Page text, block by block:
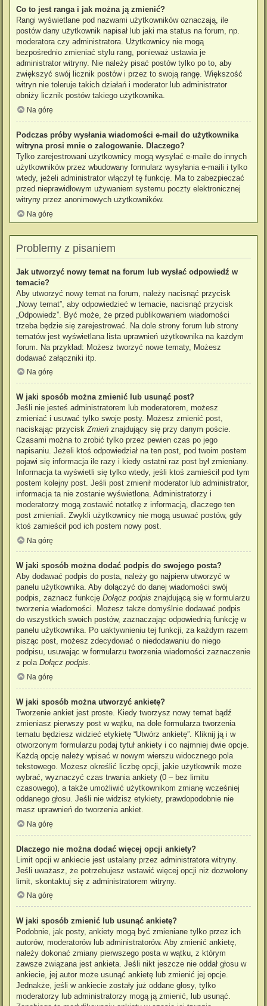
Co to jest ranga i jak można ją zmienić?
Rangi wyświetlane pod nazwami użytkowników oznaczają, ile
postów dany użytkownik napisał lub jaki ma status na forum, np.
moderatora czy administratora. Użytkownicy nie mogą
bezpośrednio zmieniać stylu rang, ponieważ ustawia je
administrator witryny. Nie należy pisać postów tylko po to, aby
zwiększyć swój licznik postów i przez to swoją rangę. Większość
witryn nie toleruje takich działań i moderator lub administrator
obniży licznik postów takiego użytkownika.
Na górę
Podczas próby wysłania wiadomości e-mail do użytkownika
witryna prosi mnie o zalogowanie. Dlaczego?
Tylko zarejestrowani użytkownicy mogą wysyłać e-maile do innych
użytkowników przez wbudowany formularz wysyłania e-maili i tylko
wtedy, jeżeli administrator włączył tę funkcję. Ma to zabezpieczać
przed nieprawidłowym używaniem systemu poczty elektronicznej
witryny przez anonimowych użytkowników.
Na górę
Problemy z pisaniem
Jak utworzyć nowy temat na forum lub wysłać odpowiedź w
temacie?
Aby utworzyć nowy temat na forum, należy nacisnąć przycisk
„Nowy temat”, aby odpowiedzieć w temacie, nacisnąć przycisk
„Odpowiedz”. Być może, że przed publikowaniem wiadomości
trzeba będzie się zarejestrować. Na dole strony forum lub strony
tematów jest wyświetlana lista uprawnień użytkownika na każdym
forum. Na przykład: Możesz tworzyć nowe tematy, Możesz
dodawać załączniki itp.
Na górę
W jaki sposób można zmienić lub usunąć post?
Jeśli nie jesteś administratorem lub moderatorem, możesz
zmieniać i usuwać tylko swoje posty. Możesz zmienić post,
naciskając przyciskZmień znajdujący się przy danym poście.
Czasami można to zrobić tylko przez pewien czas po jego
napisaniu. Jeżeli ktoś odpowiedział na ten post, pod twoim postem
pojawi się informacja ile razy i kiedy ostatni raz post był zmieniany.
Informacja ta wyświetli się tylko wtedy, jeśli ktoś zamieścił pod tym
postem kolejny post. Jeśli post zmienił moderator lub administrator,
informacja ta nie zostanie wyświetlona. Administratorzy i
moderatorzy mogą zostawić notatkę z informacją, dlaczego ten
post zmieniali. Zwykli użytkownicy nie mogą usuwać postów, gdy
ktoś zamieścił pod ich postem nowy post.
Na górę
W jaki sposób można dodać podpis do swojego posta?
Aby dodawać podpis do posta, należy go najpierw utworzyć w
panelu użytkownika. Aby dołączyć do danej wiadomości swój
podpis, zaznacz funkcję Dołącz podpis znajdującą się w formularzu
tworzenia wiadomości. Możesz także domyślnie dodawać podpis
do wszystkich swoich postów, zaznaczając odpowiednią funkcję w
panelu użytkownika. Po uaktywnieniu tej funkcji, za każdym razem
pisząc post, możesz zdecydować o niedodawaniu do niego
podpisu, usuwając w formularzu tworzenia wiadomości zaznaczenie
z pola Dołącz podpis.
Na górę
W jaki sposób można utworzyć ankietę?
Tworzenie ankiet jest proste. Kiedy tworzysz nowy temat bądź
zmieniasz pierwszy post w wątku, na dole formularza tworzenia
tematu będziesz widzieć etykietę “Utwórz ankietę”. Kliknij ją i w
otworzonym formularzu podaj tytuł ankiety i co najmniej dwie opcje.
Każdą opcję należy wpisać w nowym wierszu widocznego pola
tekstowego. Możesz określić liczbę opcji, jakie użytkownik może
wybrać, wyznaczyć czas trwania ankiety (0 – bez limitu
czasowego), a także umożliwić użytkownikom zmianę wcześniej
oddanego głosu. Jeśli nie widzisz etykiety, prawdopodobnie nie
masz uprawnień do tworzenia ankiet.
Na górę
Dlaczego nie można dodać więcej opcji ankiety?
Limit opcji w ankiecie jest ustalany przez administratora witryny.
Jeśli uważasz, że potrzebujesz wstawić więcej opcji niż dozwolony
limit, skontaktuj się z administratorem witryny.
Na górę
W jaki sposób zmienić lub usunąć ankietę?
Podobnie, jak posty, ankiety mogą być zmieniane tylko przez ich
autorów, moderatorów lub administratorów. Aby zmienić ankietę,
należy dokonać zmiany pierwszego posta w wątku, z którym
zawsze związana jest ankieta. Jeśli nikt jeszcze nie oddał głosu w
ankiecie, jej autor może usunąć ankietę lub zmienić jej opcje.
Jednakże, jeśli w ankiecie zostały już oddane głosy, tylko
moderatorzy lub administratorzy mogą ją zmienić, lub usunąć.